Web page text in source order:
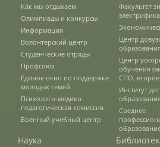
Безопасность
Противодействие
Противодействие
Предотвращение
Как мы отдыхаем
Олимпиады и конкурсы
Информация
Волонтерский центр
Студенческие отряды
Профсоюз
Единое окно по поддержке
молодых семей
Психолого-медико-
педагогическая комиссия
Военный учебный центр
Факультет
Центр
образования
Центр
обучения
СПО,
Институт
образования
Среднее
Наука